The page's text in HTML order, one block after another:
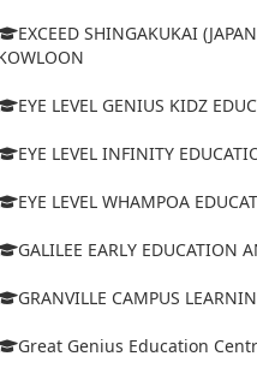
EXCEED SHINGAKUKAI
EYE LEVEL GENIUS KIDZ
EYE LEVEL INFINITY
EYE LEVEL WHAMPOA
GALILEE EARLY EDUCATION
GRANVILLE CAMPUS
Great Genius Education